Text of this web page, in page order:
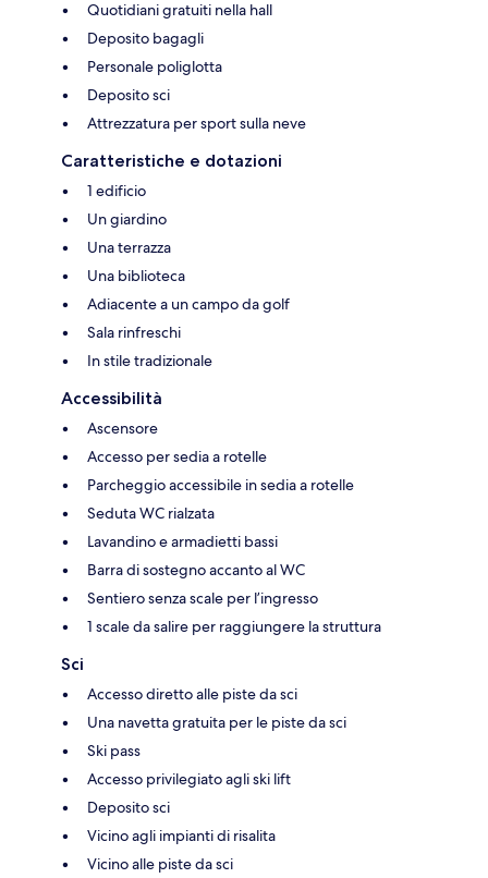
Quotidiani gratuiti nella hall
Deposito bagagli
Personale poliglotta
Deposito sci
Attrezzatura per sport sulla neve
Caratteristiche e dotazioni
1 edificio
Un giardino
Una terrazza
Una biblioteca
Adiacente a un campo da golf
Sala rinfreschi
In stile tradizionale
Accessibilità
Ascensore
Accesso per sedia a rotelle
Parcheggio accessibile in sedia a rotelle
Seduta WC rialzata
Lavandino e armadietti bassi
Barra di sostegno accanto al WC
Sentiero senza scale per l’ingresso
1 scale da salire per raggiungere la struttura
Sci
Accesso diretto alle piste da sci
Una navetta gratuita per le piste da sci
Ski pass
Accesso privilegiato agli ski lift
Deposito sci
Vicino agli impianti di risalita
Vicino alle piste da sci